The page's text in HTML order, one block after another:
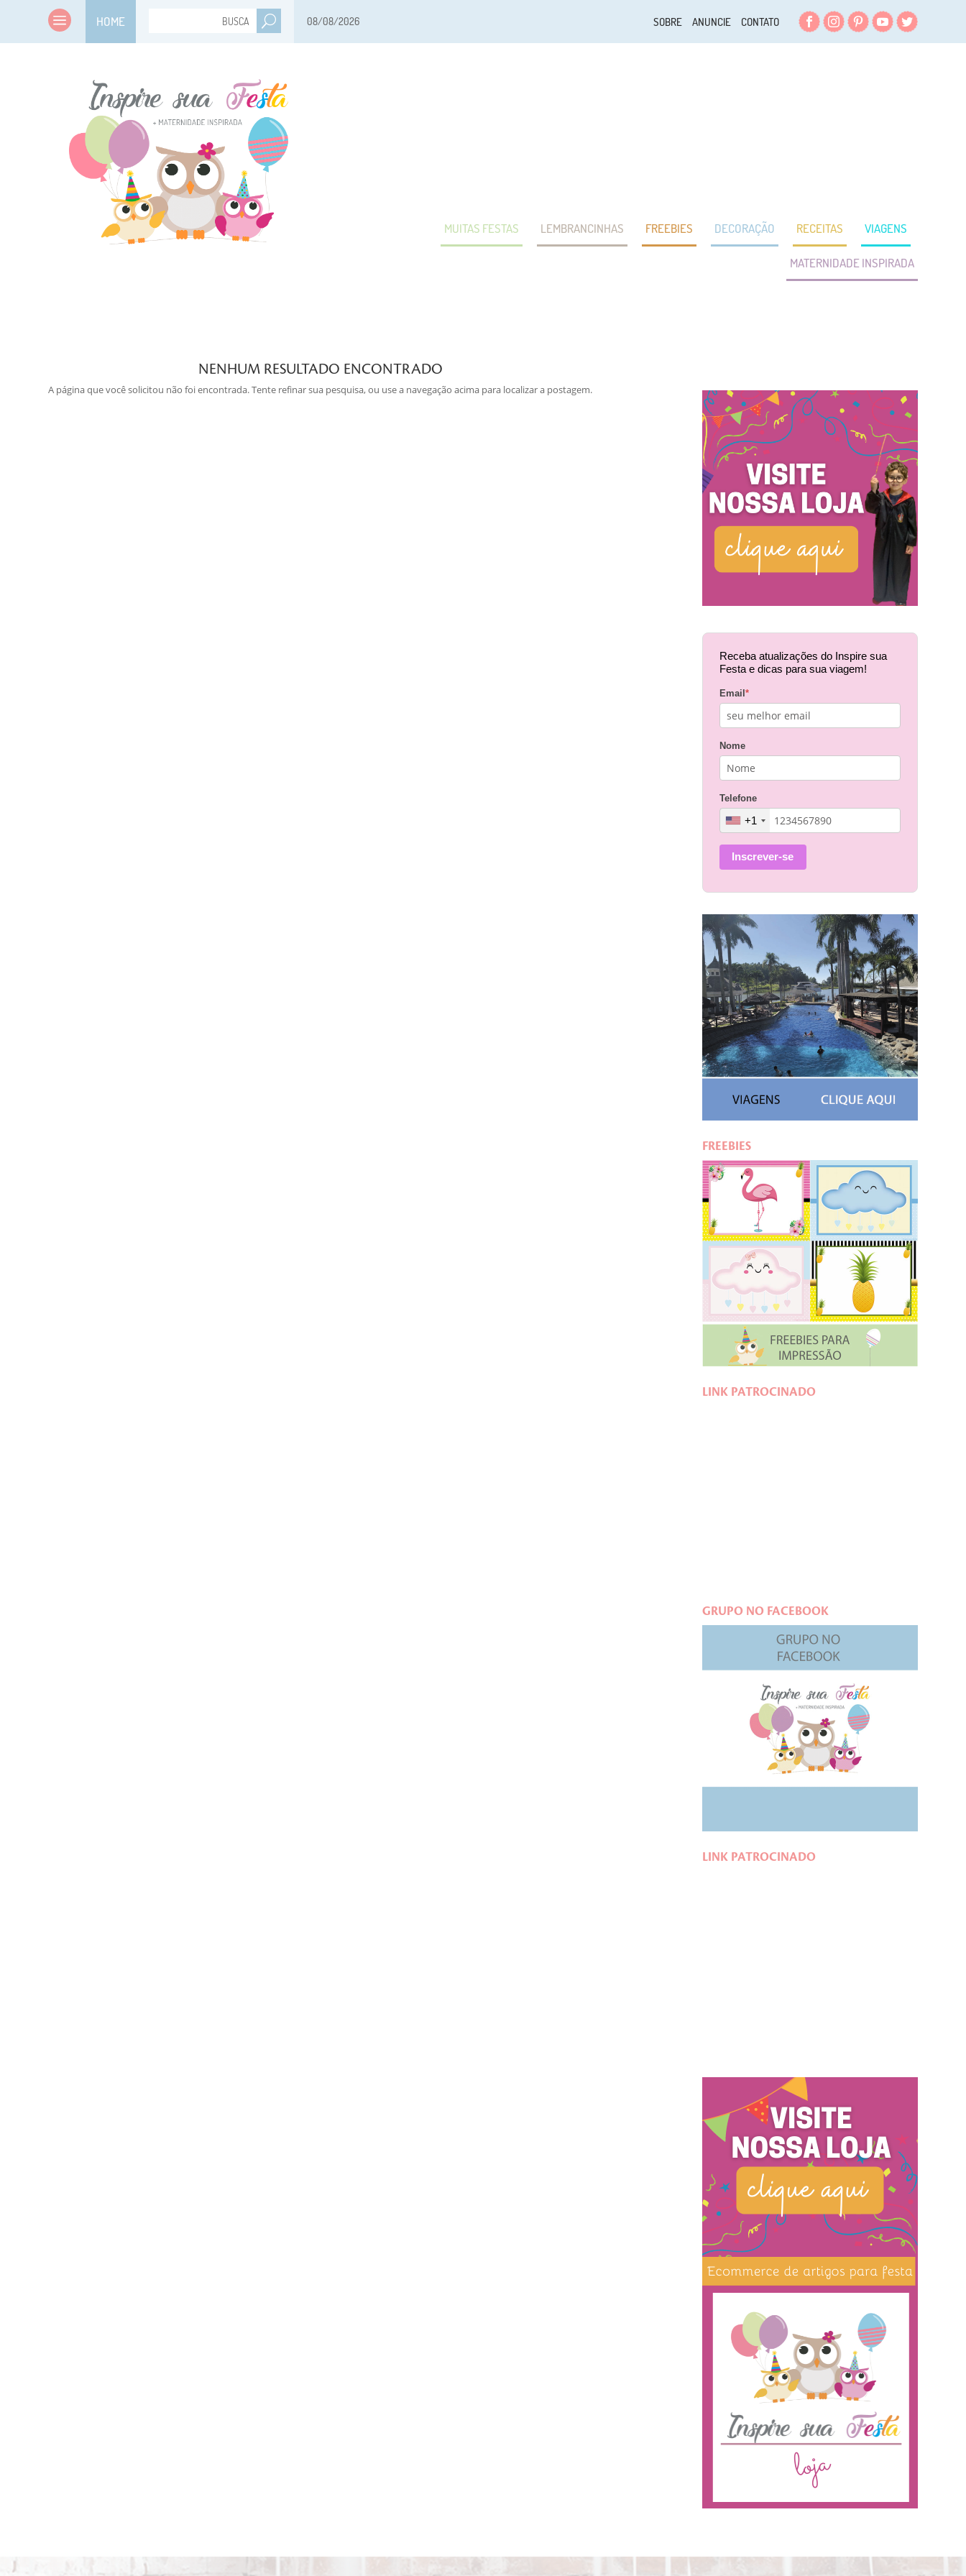
HOME 08/08/2026 FacebookInstagram
PinterestYouTube
Twitter
SOBRE ANUNCIE CONTATO
MUITAS FESTAS LEMBRANCINHAS FREEBIES DECORAÇÃO RECEITAS VIAGENS
MATERNIDADE INSPIRADA
NENHUM RESULTADO ENCONTRADO
A página que você solicitou não foi encontrada. Tente refinar sua pesquisa, ou use a navegação acima para localizar a postagem.
Receba atualizações do Inspire sua
Festa e dicas para sua viagem!
Email *
Nome
Telefone
+1
Inscrever-se
FREEBIES
LINK PATROCINADO
GRUPO NO FACEBOOK
LINK PATROCINADO